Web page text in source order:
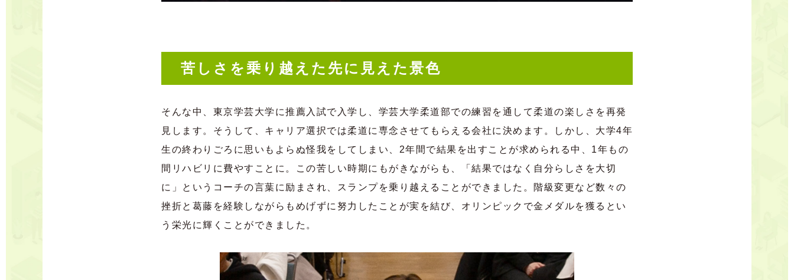
苦しさを乗り越えた先に見えた景色
そんな中、東京学芸大学に推薦入試で入学し、学芸大学柔道部での練習を通して柔道の楽しさを再発
見します。 そうして、キャリア選択では柔道に専念させてもらえる会社に決めます。しかし、大学4年
生の終わりごろに思いもよらぬ怪我をしてしまい、2年間で結果を出すことが求められる中、1年もの
間リハビリに費やすことに。
この苦しい時期にもがきながらも、「結果ではなく自分らしさを大切
に」というコーチの言葉に励まされ、スランプを乗り越えることができました。階級変更など数々の
挫折と葛藤を経験しながらもめげずに努力したことが実を結び、オリンピックで金メダルを獲るとい
う栄光に輝くことができました。